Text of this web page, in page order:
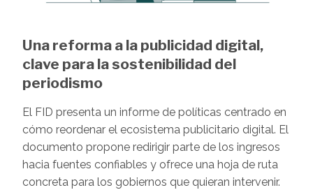
Una reforma a la publicidad digital,
clave para la sostenibilidad del
periodismo
El FID presenta un informe de políticas centrado en
cómo reordenar el ecosistema publicitario digital. El
documento propone redirigir parte de los ingresos
hacia fuentes confiables y ofrece una hoja de ruta
concreta para los gobiernos que quieran intervenir.